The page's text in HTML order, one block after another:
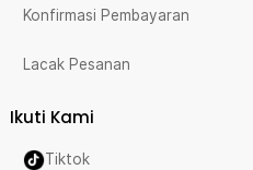
Konfirmasi Pembayaran
Lacak Pesanan
Ikuti Kami
Tiktok